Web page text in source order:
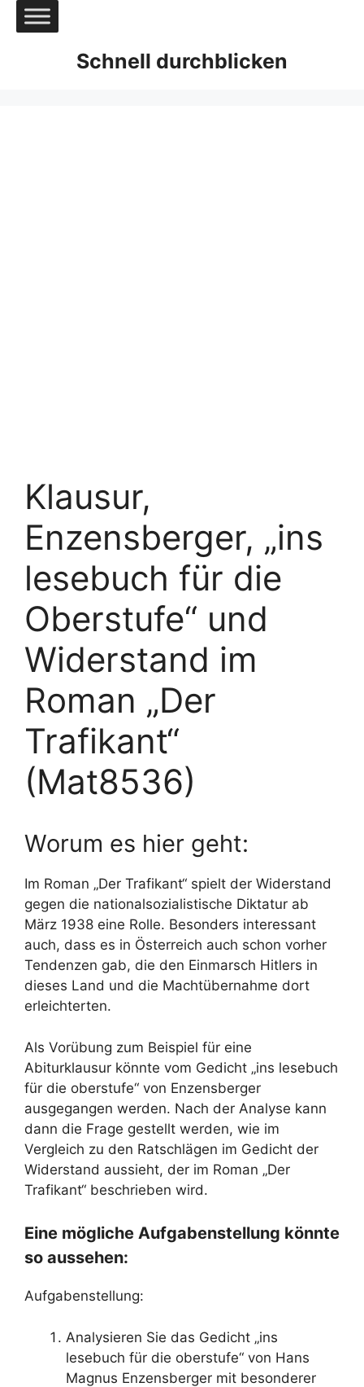
Zum
Inhalt
Schnell durchblicken
Klausur,
Enzensberger, „ins
lesebuch für die
Oberstufe“ und
Widerstand im
Roman „Der
Trafikant“
(Mat8536)
Worum es hier geht:
Im Roman „Der Trafikant“ spielt der Widerstand
gegen die nationalsozialistische Diktatur ab
März 1938 eine Rolle. Besonders interessant
auch, dass es in Österreich auch schon vorher
Tendenzen gab, die den Einmarsch Hitlers in
dieses Land und die Machtübernahme dort
erleichterten.
Als Vorübung zum Beispiel für eine
Abiturklausur könnte vom Gedicht „ins lesebuch
für die oberstufe“ von Enzensberger
ausgegangen werden. Nach der Analyse kann
dann die Frage gestellt werden, wie im
Vergleich zu den Ratschlägen im Gedicht der
Widerstand aussieht, der im Roman „Der
Trafikant“ beschrieben wird.
Eine mögliche Aufgabenstellung könnte
so aussehen:
Aufgabenstellung:
Analysieren Sie das Gedicht „ins
lesebuch für die oberstufe“ von Hans
Magnus Enzensberger mit besonderer